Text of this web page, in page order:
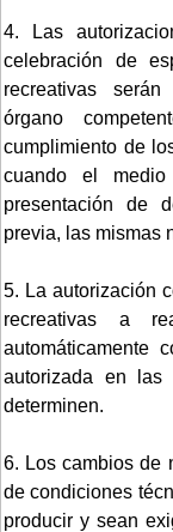
4. Las
celebración de
recreativas
órgano
cumplimiento de
cuando el
presentación de
previa, las mismas
5. La autorización
recreativas a
automáticamente
autorizada en las
determinen.
6. Los cambios de
de condiciones
producir y sean